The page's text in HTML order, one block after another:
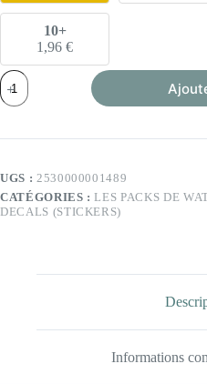
10+
1,96 €
quantité
de
Pack
60
(A721
à
A732
UGS : 2530000001489
CATÉGORIES :LES PACKS DE
DECALS (STICKERS)
Informations